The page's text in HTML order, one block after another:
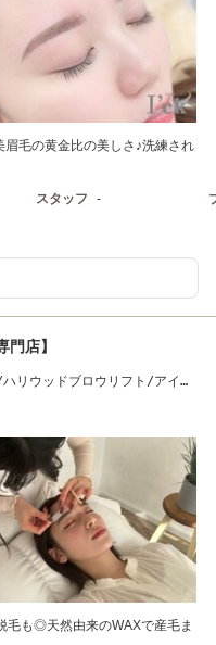
眉毛の黄金比の美しさ♪洗練され
スタッフ -
店】
リウッドブロウリフト/アイブ
毛も◎天然由来のWAXで産毛ま